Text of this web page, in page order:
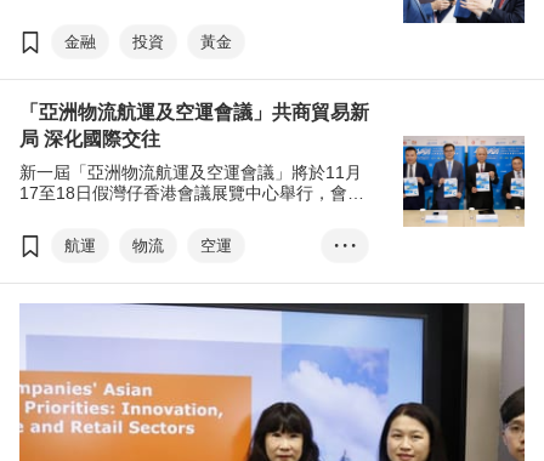
舉行。今屆論壇以「變局中協力 新局中多贏」
為主題，及「金融賦能產業」為標語，邀請全
贏，以及「十五五」時期的機遇等。AFF
Deal-making環球投資項目對接促進投資者及
優質項目對接。
金融 投資 黃金
「亞洲物流航運及空運會議」共商貿易新
局 深化國際交往
新一屆「亞洲物流航運及空運會議」將於11月
17至18日假灣仔香港會議展覽中心舉行，會議
同時呼應國家「十五五」 規劃建議及配合香港
特別行政區政府《施政報告》政策，鞏固並提
自逾40個國家及地區的與會人士參與，協助企
業深化國際交往，促成實質合作。
航運 物流
空運
投資
貿易
• • •